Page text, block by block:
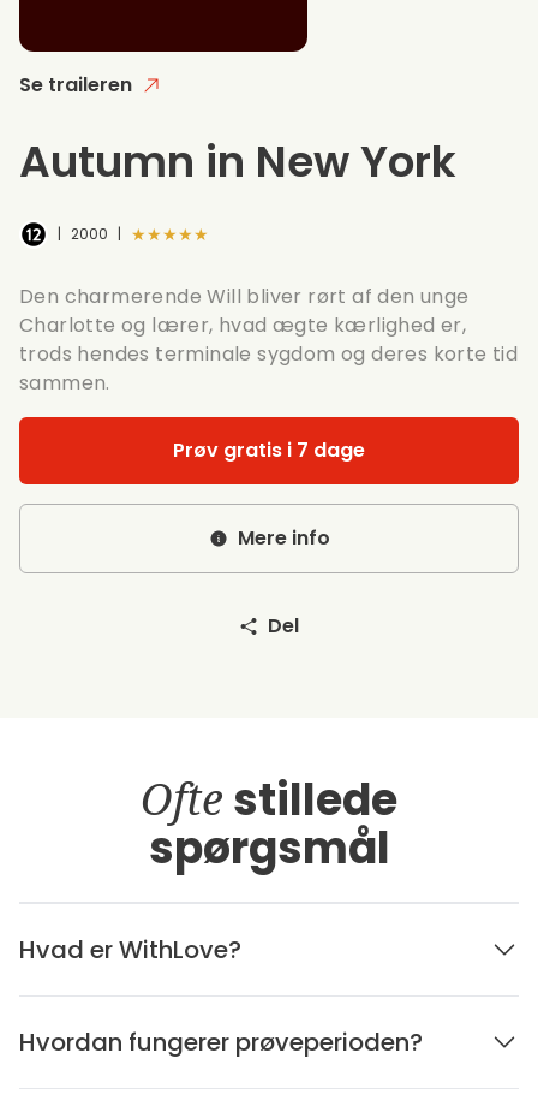
Se traileren
Autumn in New York
| 2000 | ★★★★★
Den charmerende Will bliver rørt af den unge
Charlotte og lærer, hvad ægte kærlighed er,
trods hendes terminale sygdom og deres korte tid
sammen.
Prøv gratis i 7 dage
Mere info
Del
Ofte stillede
spørgsmål
Hvad er WithLove?
Hvordan fungerer prøveperioden?